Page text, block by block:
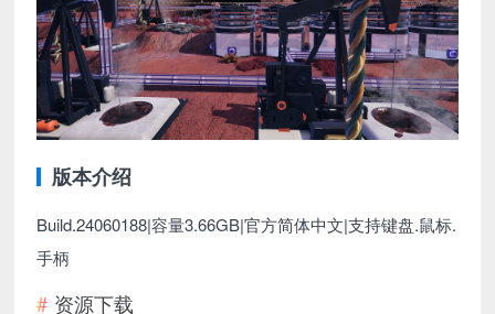
版本介绍
Build.24060188|容量3.66GB|官方简体中文|支持键盘.鼠标.
手柄
资源下载